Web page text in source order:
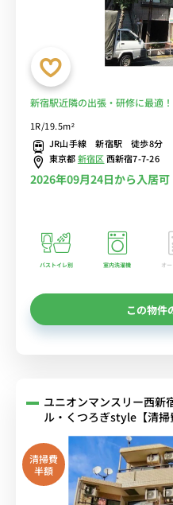
新宿駅近隣の出張・研修に最適
1R/19.5m²
JR山手線 新宿駅 徒歩8分
東京都新宿区西新宿7-7-26
2026年09月24日から入居可
バストイレ別 室内洗濯機 オ
この物件
ユニオンマンスリー西新
ル・くつろぎstyle【清掃
清掃費
半額